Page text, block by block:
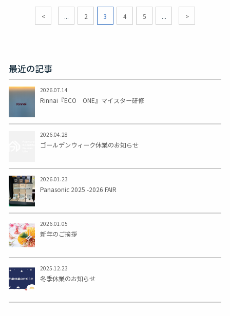
< ... 2 3 4 5 ... >
最近の記事
2026.07.14
Rinnai『ECO ONE』マイスター研修
2026.04.28
ゴールデンウィーク休業のお知らせ
2026.01.23
Panasonic 2025 -2026 FAIR
2026.01.05
新年のご挨拶
2025.12.23
冬季休業のお知らせ